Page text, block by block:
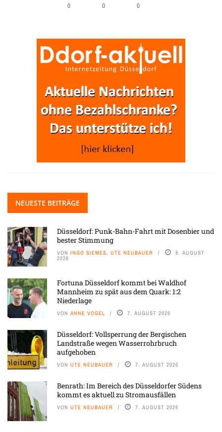
0 0 0
NEUESTE BEITRÄGE
Düsseldorf: Punk-Bahn-Fahrt mit Dosenbier und
bester Stimmung
VON INGO SIEMES, UTE NEUBAUER 8. AUGUST
2026
Fortuna Düsseldorf kommt bei Waldhof
Mannheim zu spät aus dem Quark: 1:2
Niederlage
VON ANNE VOGEL 7. AUGUST 2026
Düsseldorf: Vollsperrung der Bergischen
Landstraße wegen Wasserrohrbruch
aufgehoben
VON UTE NEUBAUER 7. AUGUST 2026
Benrath: Im Bereich des Düsseldorfer Südens
kommt es aktuell zu Stromausfällen
VON UTE NEUBAUER 7. AUGUST 2026